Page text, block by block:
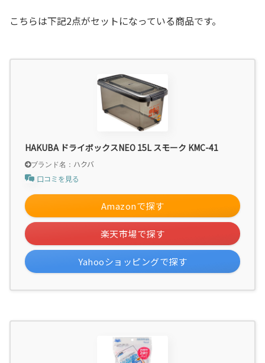
こちらは下記2点がセットになっている商品です。
HAKUBA ドライボックスNEO 15L スモーク KMC-41
ハクバ
口コミを見る
Amazonで探す
楽天市場で探す
Yahooショッピングで探す